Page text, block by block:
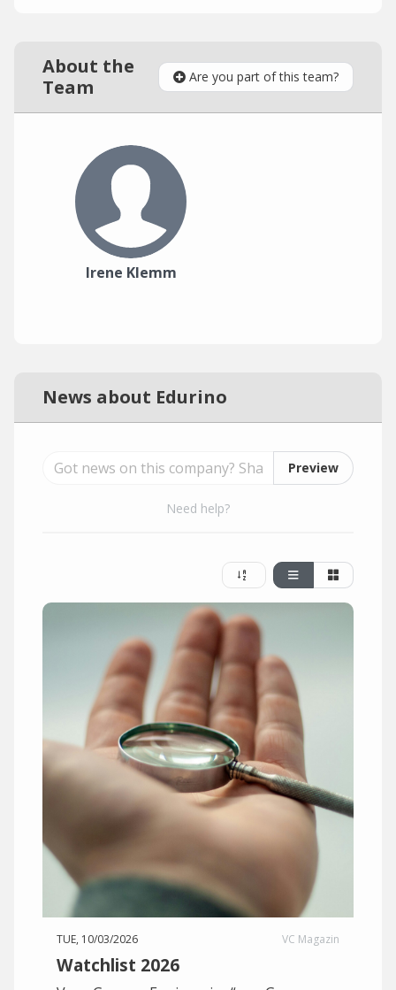
About the
Team
Are you part of this team?
Irene Klemm
News about Edurino
Preview
Need help?
TUE, 10/03/2026 VC Magazin
Watchlist 2026